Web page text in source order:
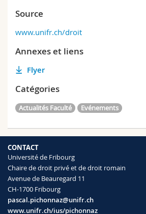
Source
www.unifr.ch/droit
Annexes et liens
Flyer
Catégories
Actualités Faculté Evénements
CONTACT
Université de Fribourg
Chaire de droit privé et de droit romain
Avenue de Beauregard 11
CH-1700 Fribourg
pascal.pichonnaz@unifr.ch
www.unifr.ch/ius/pichonnaz